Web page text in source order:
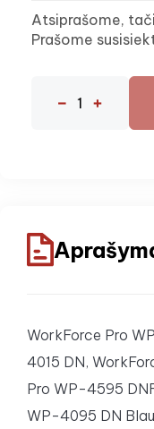
Atsiprašome,
Prašome
WorkForce Pro
4015 DN,
Pro WP-4595
WP-4095 DN